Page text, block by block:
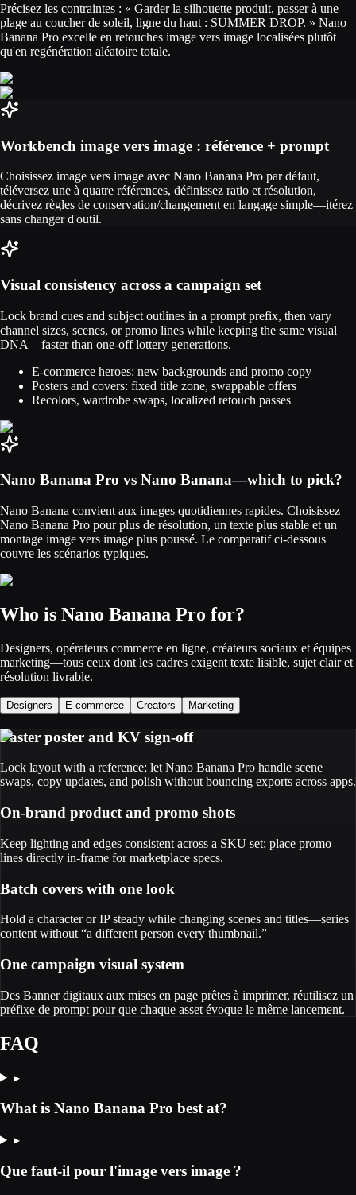
Précisez les contraintes : « Garder la silhouette produit, passer à une
plage au coucher de soleil, ligne du haut : SUMMER DROP. » Nano
Banana Pro excelle en retouches image vers image localisées plutôt
qu'en regénération aléatoire totale.
Workbench image vers image : référence + prompt
Choisissez image vers image avec Nano Banana Pro par défaut,
téléversez une à quatre références, définissez ratio et résolution,
décrivez règles de conservation/changement en langage simple—itérez
sans changer d'outil.
Visual consistency across a campaign set
Lock brand cues and subject outlines in a prompt prefix, then vary
channel sizes, scenes, or promo lines while keeping the same visual
DNA—faster than one-off lottery generations.
E-commerce heroes: new backgrounds and promo copy
Posters and covers: fixed title zone, swappable offers
Recolors, wardrobe swaps, localized retouch passes
Nano Banana Pro vs Nano Banana—which to pick?
Nano Banana convient aux images quotidiennes rapides. Choisissez
Nano Banana Pro pour plus de résolution, un texte plus stable et un
montage image vers image plus poussé. Le comparatif ci-dessous
couvre les scénarios typiques.
Who is Nano Banana Pro for?
Designers, opérateurs commerce en ligne, créateurs sociaux et équipes
marketing—tous ceux dont les cadres exigent texte lisible, sujet clair et
résolution livrable.
Designers E-commerce Creators Marketing
Faster poster and KV sign-off
Lock layout with a reference; let Nano Banana Pro handle scene
swaps, copy updates, and polish without bouncing exports across apps.
On-brand product and promo shots
Keep lighting and edges consistent across a SKU set; place promo
lines directly in-frame for marketplace specs.
Batch covers with one look
Hold a character or IP steady while changing scenes and titles—series
content without “a different person every thumbnail.”
One campaign visual system
Des Banner digitaux aux mises en page prêtes à imprimer, réutilisez un
préfixe de prompt pour que chaque asset évoque le même lancement.
FAQ
▸
What is Nano Banana Pro best at?
▸
Que faut-il pour l'image vers image ?